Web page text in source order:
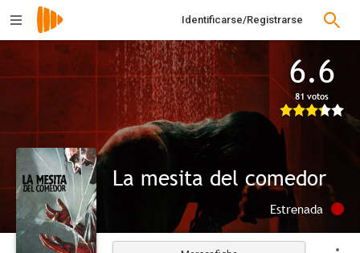
Identificarse/Registrarse
6.6
81 votos
La mesita del comedor
Estrenada